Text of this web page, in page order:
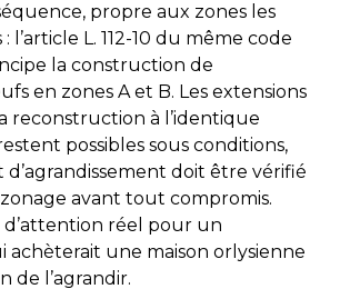
propre aux zones les
l’article L. 112-10 du même code
la construction de
en zones A et B. Les extensions
reconstruction à l’identique
possibles sous conditions,
d’agrandissement doit être vérifié
avant tout compromis.
d’attention réel pour un
achèterait une maison orlysienne
de l’agrandir.